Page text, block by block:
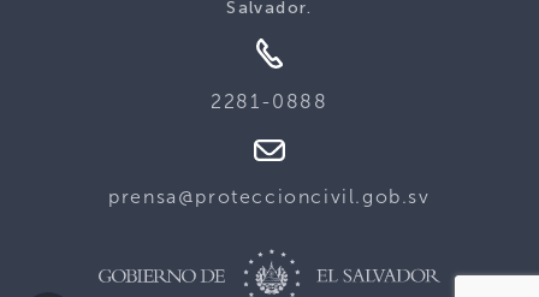
Salvador.
2281-0888
prensa@proteccioncivil.gob.sv